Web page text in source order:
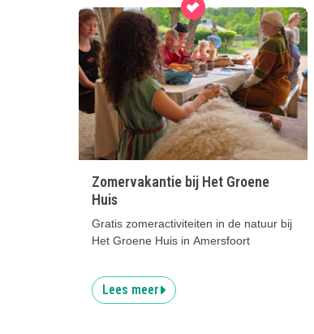
Zomervakantie bij Het Groene
Huis
Gratis zomeractiviteiten in de natuur bij
Het Groene Huis in Amersfoort
Lees meer